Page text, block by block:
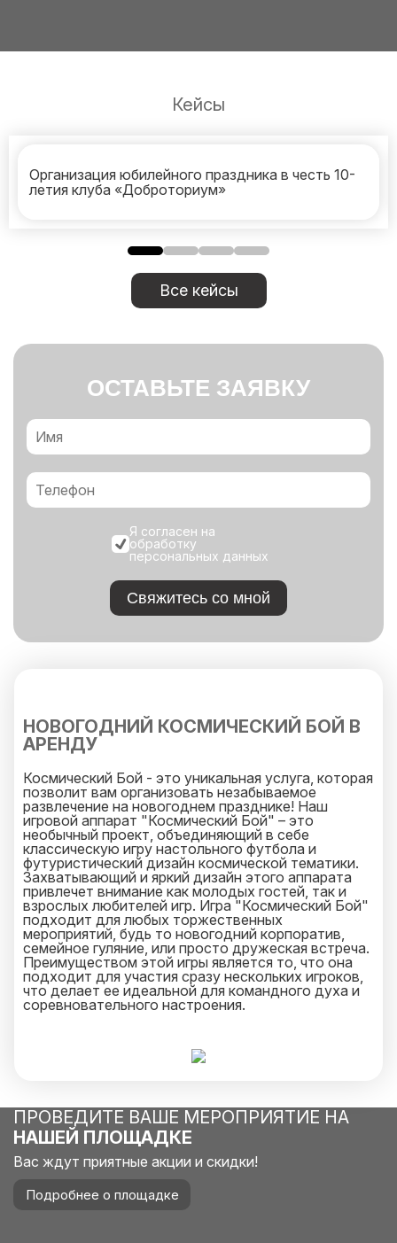
Кейсы
Организация юбилейного праздника в честь 10-
летия клуба «Доброториум»
Все кейсы
ОСТАВЬТЕ ЗАЯВКУ
Я согласен на
обработку
персональных данных
Свяжитесь со мной
НОВОГОДНИЙ КОСМИЧЕСКИЙ БОЙ В
АРЕНДУ
Космический Бой - это уникальная услуга, которая
позволит вам организовать незабываемое
развлечение на новогоднем празднике! Наш
игровой аппарат "Космический Бой" – это
необычный проект, объединяющий в себе
классическую игру настольного футбола и
футуристический дизайн космической тематики.
Захватывающий и яркий дизайн этого аппарата
привлечет внимание как молодых гостей, так и
взрослых любителей игр. Игра "Космический Бой"
подходит для любых торжественных
мероприятий, будь то новогодний корпоратив,
семейное гуляние, или просто дружеская встреча.
Преимуществом этой игры является то, что она
подходит для участия сразу нескольких игроков,
что делает ее идеальной для командного духа и
соревновательного настроения.
ПРОВЕДИТЕ ВАШЕ МЕРОПРИЯТИЕ НА
НАШЕЙ ПЛОЩАДКЕ
Вас ждут приятные акции и скидки!
Подробнее о площадке